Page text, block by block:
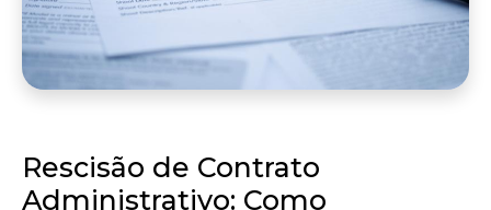
Rescisão de Contrato
Administrativo: Como